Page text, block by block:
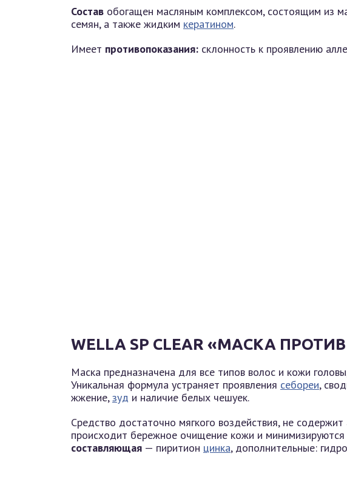
Состав обогащен масляным комплексом, состоящим из
семян, а также жидким кератином.
Имеет противопоказания: склонность к проявлению
WELLA SP CLEAR «МАСКА
Маска предназначена для все типов волос и кожи
Уникальная формула устраняет проявления себореи,
жжение,зуд и наличие белых чешуек.
Средство достаточно мягкого воздействия, не содержит
происходит бережное очищение кожи и минимизируются
составляющая — пиритион цинка, дополнительные: